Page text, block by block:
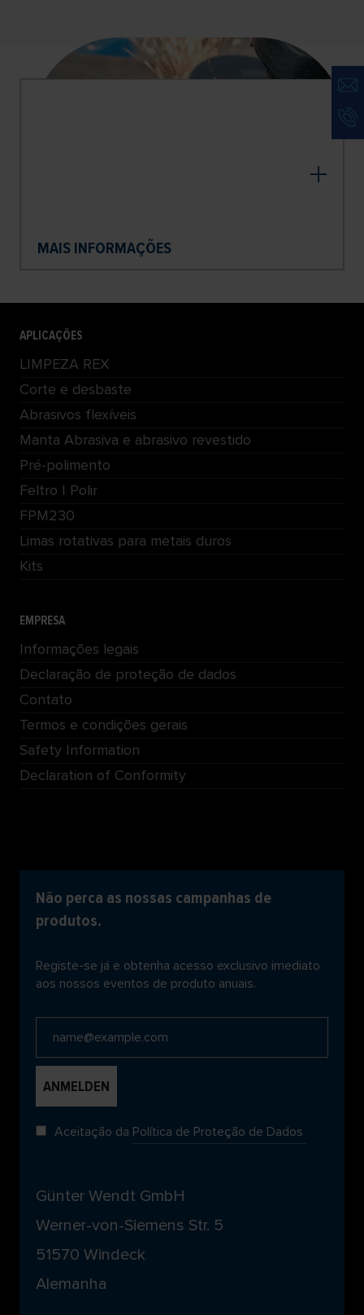
MAIS INFORMAÇÕES
APLICAÇÕES
LIMPEZA REX
Corte e desbaste
Abrasivos flexíveis
Manta Abrasiva e abrasivo revestido
Pré-polimento
Feltro | Polir
FPM230
Limas rotativas para metais duros
Kits
EMPRESA
Informações legais
Declaração de proteção de dados
Contato
Termos e condições gerais
Safety Information
Declaration of Conformity
Não perca as nossas campanhas de
produtos.
Registe-se já e obtenha acesso exclusivo imediato
aos nossos eventos de produto anuais.
Aceitação da Política de Proteção de Dados
Günter Wendt GmbH
Werner-von-Siemens Str. 5
51570 Windeck
Alemanha